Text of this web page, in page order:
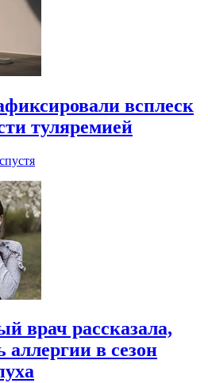
всплеск
туляремией
врач рассказала,
аллергии в сезон